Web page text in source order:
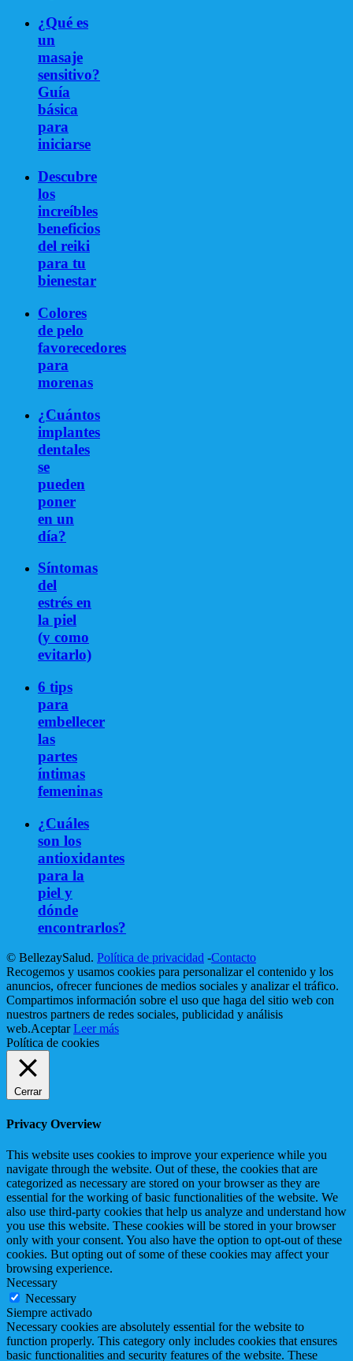
¿Qué es
un
masaje
sensitivo?
Guía
básica
para
iniciarse
Descubre
los
increíbles
beneficios
del reiki
para tu
bienestar
Colores
de pelo
favorecedores
para
morenas
¿Cuántos
implantes
dentales
se
pueden
poner
en un
día?
Síntomas
del
estrés en
la piel
(y como
evitarlo)
6 tips
para
embellecer
las
partes
íntimas
femeninas
¿Cuáles
son los
antioxidantes
para la
piel y
dónde
encontrarlos?
© BellezaySalud. Política de privacidad -Contacto
Recogemos y usamos cookies para personalizar el contenido y los
anuncios, ofrecer funciones de medios sociales y analizar el tráfico.
Compartimos información sobre el uso que haga del sitio web con
nuestros partners de redes sociales, publicidad y análisis
web.Aceptar Leer más
Política de cookies
Cerrar
Privacy Overview
This website uses cookies to improve your experience while you
navigate through the website. Out of these, the cookies that are
categorized as necessary are stored on your browser as they are
essential for the working of basic functionalities of the website. We
also use third-party cookies that help us analyze and understand how
you use this website. These cookies will be stored in your browser
only with your consent. You also have the option to opt-out of these
cookies. But opting out of some of these cookies may affect your
browsing experience.
Necessary
Necessary
Siempre activado
Necessary cookies are absolutely essential for the website to
function properly. This category only includes cookies that ensures
basic functionalities and security features of the website. These